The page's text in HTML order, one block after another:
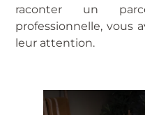
raconter un
professionnelle, vous
leur attention.